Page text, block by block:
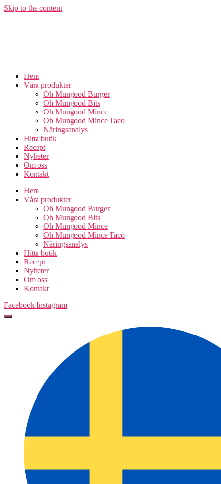
Skip to the content
Hem
Våra produkter
Oh Mungood Burger
Oh Mungood Bits
Oh Mungood Mince
Oh Mungood Mince Taco
Näringsanalys
Hitta butik
Recept
Nyheter
Om oss
Kontakt
Hem
Våra produkter
Oh Mungood Burger
Oh Mungood Bits
Oh Mungood Mince
Oh Mungood Mince Taco
Näringsanalys
Hitta butik
Recept
Nyheter
Om oss
Kontakt
Facebook Instagram